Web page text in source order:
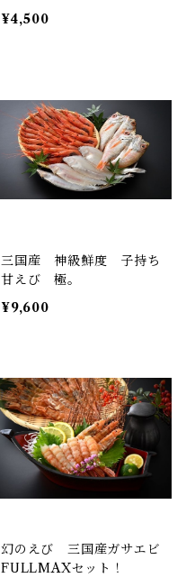
(30〜40尾)
¥4,500
三国産 神級鮮度 子持ち
甘えび 極。
¥9,600
幻のえび 三国産ガサエビ
FULLMAXセット！